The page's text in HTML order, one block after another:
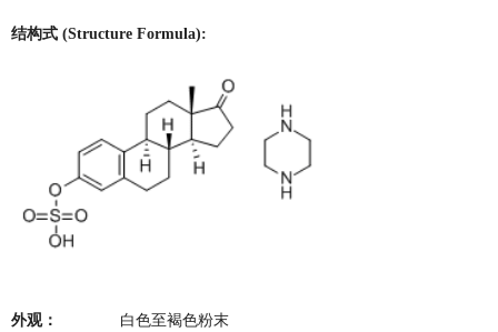
结构式 (Structure Formula):
外观： 白色至褐色粉末